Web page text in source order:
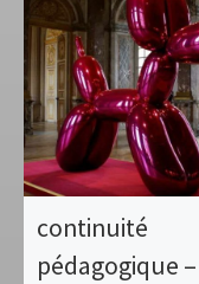
continuité
pédagogique –